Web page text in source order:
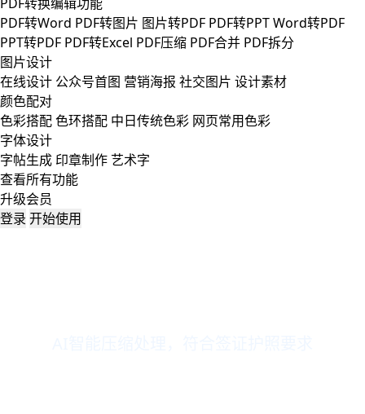
PDF转Word PDF转图片 图片转PDF PDF转PPTWord转PDF
PPT转PDF PDF转Excel PDF压缩 PDF合并 PDF拆分
图片设计
在线设计 公众号首图 营销海报 社交图片 设计素材
颜色配对
色彩搭配色环搭配 中日传统色彩 网页常用色彩
字体设计
字帖生成 印章制作 艺术字
查看所有功能
升级会员
登录 开始使用